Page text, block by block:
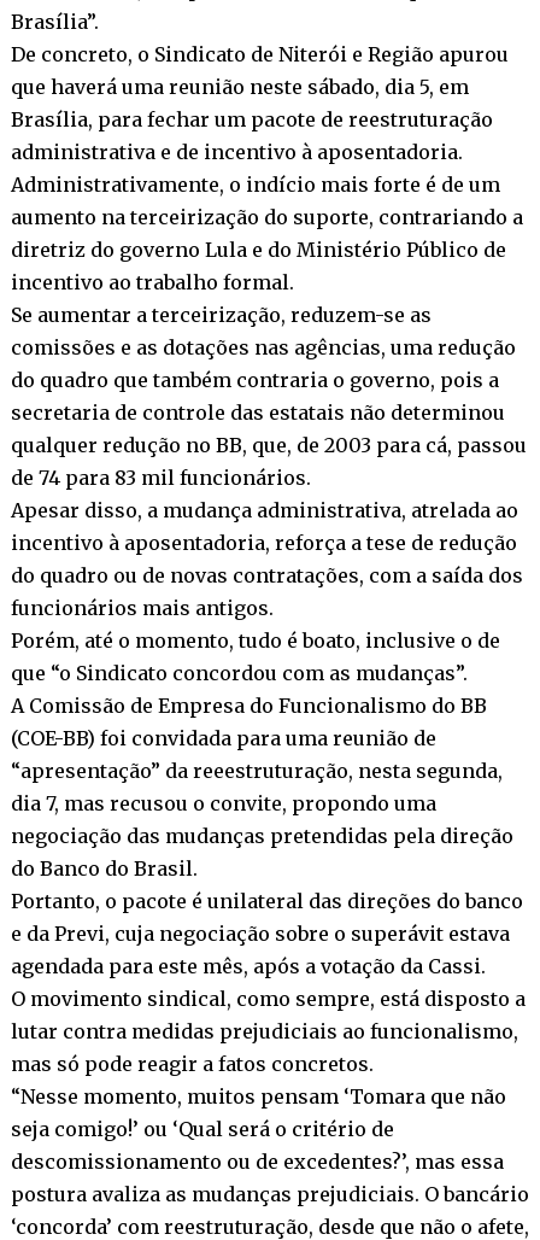
Brasília”.
De concreto, o Sindicato de Niterói e Região apurou
que haverá uma reunião neste sábado, dia 5, em
Brasília, para fechar um pacote de reestruturação
administrativa e de incentivo à aposentadoria.
Administrativamente, o indício mais forte é de um
aumento na terceirização do suporte, contrariando a
diretriz do governo Lula e do Ministério Público de
incentivo ao trabalho formal.
Se aumentar a terceirização, reduzem-se as
comissões e as dotações nas agências, uma redução
do quadro que também contraria o governo, pois a
secretaria de controle das estatais não determinou
qualquer redução no BB, que, de 2003 para cá, passou
de 74 para 83 mil funcionários.
Apesar disso, a mudança administrativa, atrelada ao
incentivo à aposentadoria, reforça a tese de redução
do quadro ou de novas contratações, com a saída dos
funcionários mais antigos.
Porém, até o momento, tudo é boato, inclusive o de
que “o Sindicato concordou com as mudanças”.
A Comissão de Empresa do Funcionalismo do BB
(COE-BB) foi convidada para uma reunião de
“apresentação” da reeestruturação, nesta segunda,
dia 7, mas recusou o convite, propondo uma
negociação das mudanças pretendidas pela direção
do Banco do Brasil.
Portanto, o pacote é unilateral das direções do banco
e da Previ, cuja negociação sobre o superávit estava
agendada para este mês, após a votação da Cassi.
O movimento sindical, como sempre, está disposto a
lutar contra medidas prejudiciais ao funcionalismo,
mas só pode reagir a fatos concretos.
“Nesse momento, muitos pensam ‘Tomara que não
seja comigo!’ ou ‘Qual será o critério de
descomissionamento ou de excedentes?’, mas essa
postura avaliza as mudanças prejudiciais. O bancário
‘concorda’ com reestruturação, desde que não o afete,